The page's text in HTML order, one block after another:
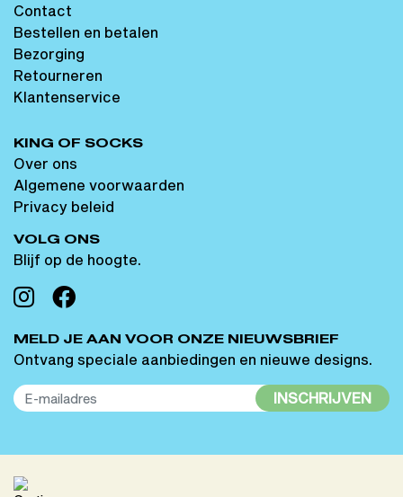
Contact
Bestellen en betalen
Bezorging
Retourneren
Klantenservice
KING OF SOCKS
Over ons
Algemene voorwaarden
Privacy beleid
VOLG ONS
Blijf op de hoogte.
MELD JE AAN VOOR ONZE NIEUWSBRIEF
Ontvang speciale aanbiedingen en nieuwe designs.
INSCHRIJVEN